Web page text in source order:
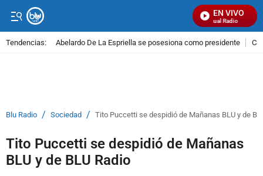
EN VIVO
Señal Visual Radio
Tendencias: Abelardo De La Espriella se posesiona como presidente
Blu Radio / Sociedad / Tito Puccetti se despidió de Mañanas BLU y de
Tito Puccetti se despidió de Mañanas
BLU y de BLU Radio